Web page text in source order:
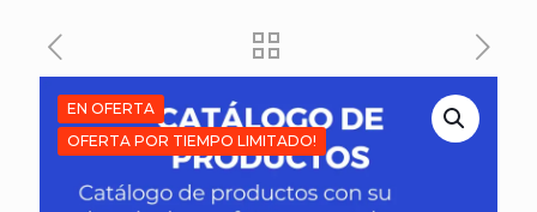
EN OFERTA
OFERTA POR TIEMPO LIMITADO!